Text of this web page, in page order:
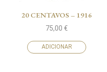
20 CENTAVOS – 1916
75,00 €
ADICIONAR